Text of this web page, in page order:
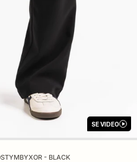
SE VIDEO
- BLACK